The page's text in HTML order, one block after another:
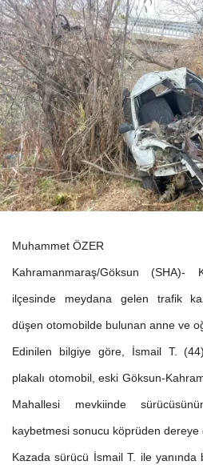
Muhammet ÖZER
Kahramanmaraş/Göksun (SHA)-
ilçesinde meydana gelen trafik
düşen otomobilde bulunan anne ve
Edinilen bilgiye göre, İsmail T.
plakalı otomobil, eski Göksun-
Mahallesi mevkiinde
kaybetmesi sonucu köprüden dereye
Kazada sürücü İsmail T. ile